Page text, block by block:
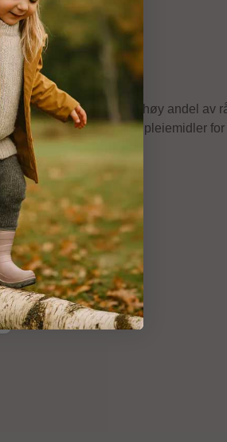
at støvelen har en høy andel av
ved å behandle med pleiemidler